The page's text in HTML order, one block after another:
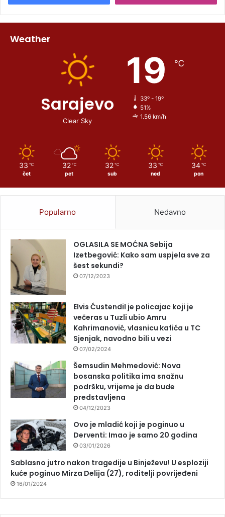
Weather
Sarajevo
Clear Sky
19 ℃
33º - 19º
51%
1.56 km/h
33 ℃
čet
32 ℃
pet
32 ℃
sub
33 ℃
ned
34 ℃
pon
Popularno Nedavno
OGLASILA SE MOĆNA Sebija
Izetbegović: Kako sam uspjela sve za
šest sekundi?
07/12/2023
Elvis Ćustendil je policajac koji je
večeras u Tuzli ubio Amru
Kahrimanović, vlasnicu kafića u TC
Sjenjak, navodno bili u vezi
07/02/2024
Šemsudin Mehmedović: Nova
bosanska politika ima snažnu
podršku, vrijeme je da bude
predstavljena
04/12/2023
Ovo je mladić koji je poginuo u
Derventi: Imao je samo 20 godina
03/01/2026
Sablasno jutro nakon tragedije u Binježevu! U esploziji
kuće poginuo Mirza Delija (27), roditelji povrijeđeni
16/01/2024